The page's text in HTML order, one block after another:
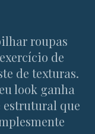
roupas
de
de texturas.
look ganha
estrutural que